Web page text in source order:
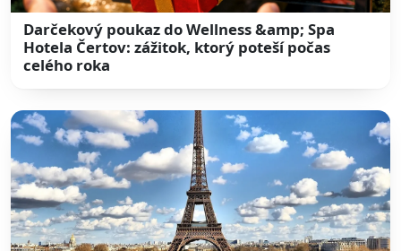
Darčekový poukaz do Wellness &amp; Spa
Hotela Čertov: zážitok, ktorý poteší počas
celého roka